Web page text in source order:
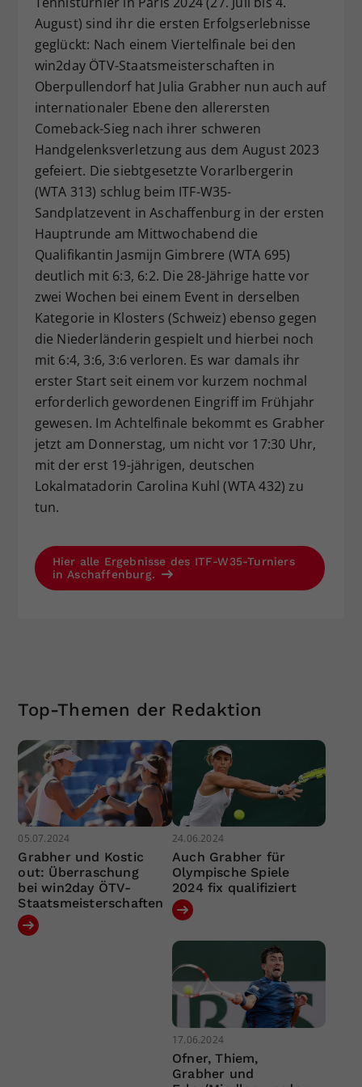
August) sind ihr die ersten Erfolgserlebnisse
geglückt: Nach einem Viertelfinale bei den
win2day ÖTV-Staatsmeisterschaften in
Oberpullendorf hat Julia Grabher nun auch auf
internationaler Ebene den allerersten
Comeback-Sieg nach ihrer schweren
Handgelenksverletzung aus dem August 2023
gefeiert. Die siebtgesetzte Vorarlbergerin
(WTA 313) schlug beim ITF-W35-
Sandplatzevent in Aschaffenburg in der ersten
Hauptrunde am Mittwochabend die
Qualifikantin Jasmijn Gimbrere (WTA 695)
deutlich mit 6:3, 6:2. Die 28-Jährige hatte vor
zwei Wochen bei einem Event in derselben
Kategorie in Klosters (Schweiz) ebenso gegen
die Niederländerin gespielt und hierbei noch
mit 6:4, 3:6, 3:6 verloren. Es war damals ihr
erster Start seit einem vor kurzem nochmal
erforderlich gewordenen Eingriff im Frühjahr
gewesen. Im Achtelfinale bekommt es Grabher
jetzt am Donnerstag, um nicht vor 17:30 Uhr,
mit der erst 19-jährigen, deutschen
Lokalmatadorin Carolina Kuhl (WTA 432) zu
tun.
Hier alle Ergebnisse des ITF-W35-Turniers
in Aschaffenburg.
Top-Themen der Redaktion
05.07.2024
Grabher und Kostic
out: Überraschung
bei win2day ÖTV-
Staatsmeisterschaften
24.06.2024
Auch Grabher für
Olympische Spiele
2024 fix qualifiziert
17.06.2024
Ofner, Thiem,
Grabher und
Zweck
Dieser Wert speichert Ihre Consent-
Einstellungen. Unter anderem eine
historische Speicherung Ihrer
vorgenommen Einstellungen, falls der
Webseiten-Betreiber dies eingestellt
hat.